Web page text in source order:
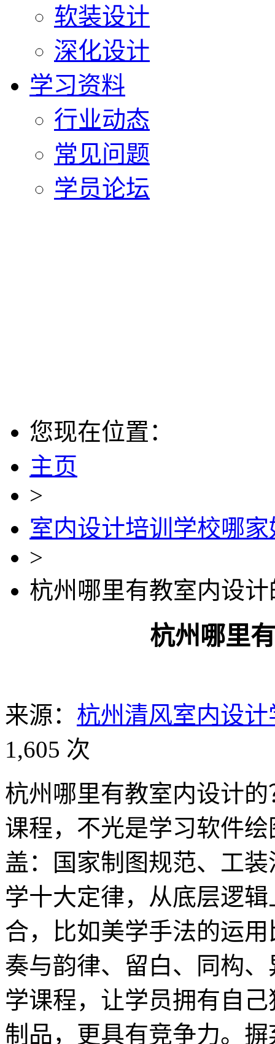
软装设计
深化设计
学习资料
行业动态
常见问题
学员论坛
您现在位置：
主页
>
室内设计培训学校哪家
>
杭州哪里有教室内设计
杭州哪里
来源： 杭州清风室内设计
1,605 次
杭州哪里有教室内设计
课程，不光是学习软件
盖：国家制图规范、工
学十大定律，从底层逻
合，比如美学手法的运
奏与韵律、留白、同构
学课程，让学员拥有自
制品，更具有竞争力。